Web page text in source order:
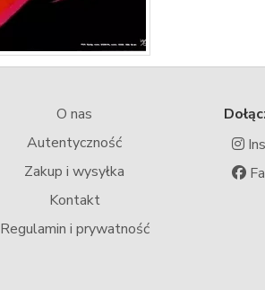
O nas
Autentyczność
Zakup i wysyłka
Kontakt
Regulamin i prywatność